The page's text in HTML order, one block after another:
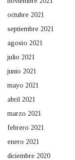
octubre 2021
septiembre 2021
agosto 2021
julio 2021
junio 2021
mayo 2021
abril 2021
marzo 2021
febrero 2021
enero 2021
diciembre 2020